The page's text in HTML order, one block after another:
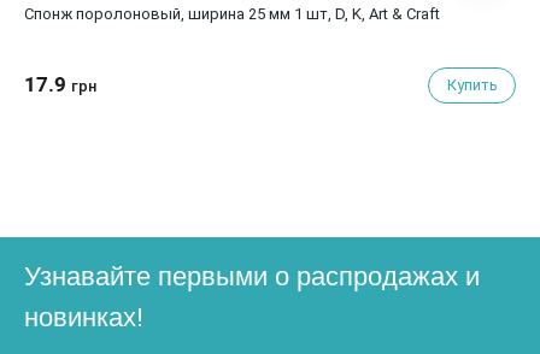
Спонж поролоновый, ширина 25 мм 1 шт, D, K, Art & Сraft
17.9 грн Купить
Узнавайте первыми о распродажах и
новинках!